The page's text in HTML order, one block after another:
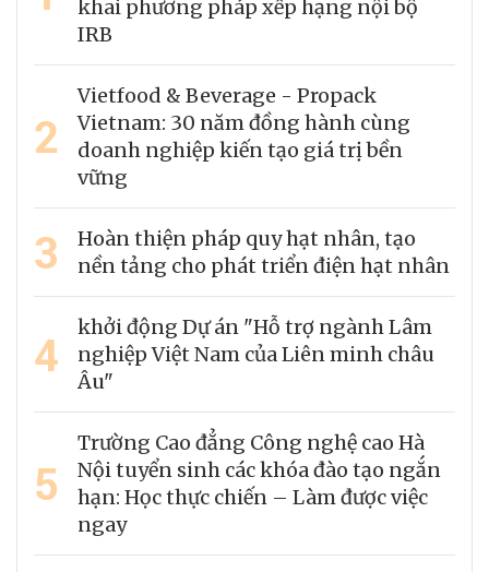
khai phương pháp xếp hạng nội bộ
IRB
2
Vietfood & Beverage - Propack
Vietnam: 30 năm đồng hành cùng
doanh nghiệp kiến tạo giá trị bền
vững
3
Hoàn thiện pháp quy hạt nhân, tạo
nền tảng cho phát triển điện hạt nhân
4
khởi động Dự án "Hỗ trợ ngành Lâm
nghiệp Việt Nam của Liên minh châu
Âu"
5
Trường Cao đẳng Công nghệ cao Hà
Nội tuyển sinh các khóa đào tạo ngắn
hạn: Học thực chiến – Làm được việc
ngay